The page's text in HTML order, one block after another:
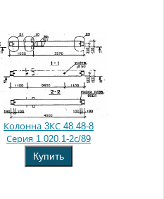
Колонна 3КС 48.48-8
Серия 1.020.1-2с/89
Купить